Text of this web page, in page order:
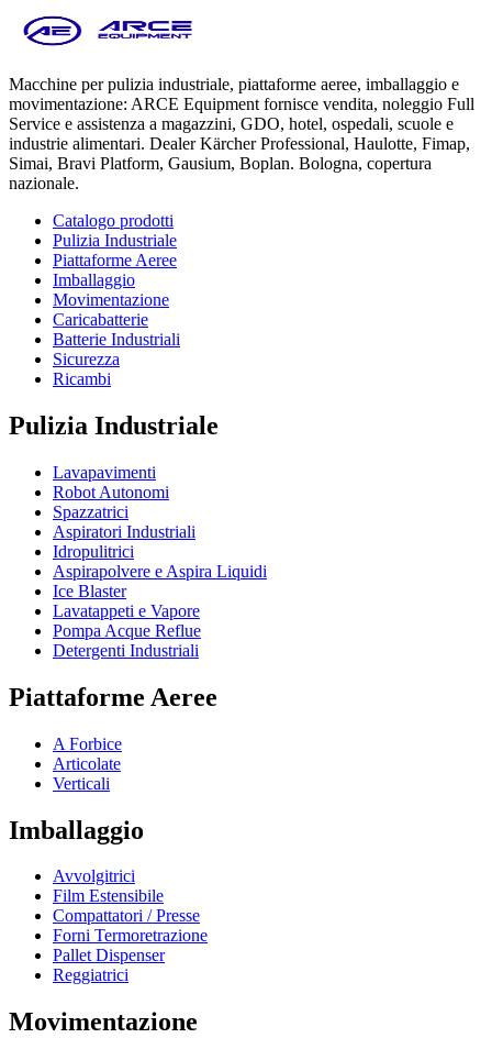
Macchine per pulizia industriale, piattaforme aeree, imballaggio e
movimentazione: ARCE Equipment fornisce vendita, noleggio Full
Service e assistenza a magazzini, GDO, hotel, ospedali, scuole e
industrie alimentari. Dealer Kärcher Professional, Haulotte, Fimap,
Simai, Bravi Platform, Gausium, Boplan. Bologna, copertura
nazionale.
Catalogo prodotti
Pulizia Industriale
Piattaforme Aeree
Imballaggio
Movimentazione
Caricabatterie
Batterie Industriali
Sicurezza
Ricambi
Pulizia Industriale
Lavapavimenti
Robot Autonomi
Spazzatrici
Aspiratori Industriali
Idropulitrici
Aspirapolvere e Aspira Liquidi
Ice Blaster
Lavatappeti e Vapore
Pompa Acque Reflue
Detergenti Industriali
Piattaforme Aeree
A Forbice
Articolate
Verticali
Imballaggio
Avvolgitrici
Film Estensibile
Compattatori / Presse
Forni Termoretrazione
Pallet Dispenser
Reggiatrici
Movimentazione